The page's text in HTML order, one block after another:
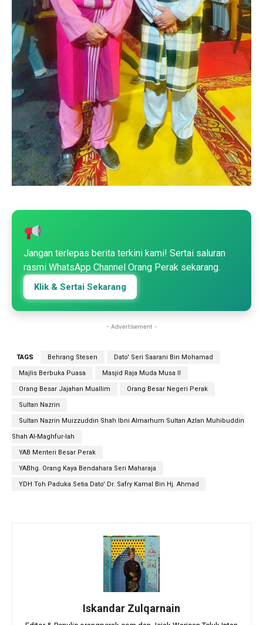
Jangan terlepas berita terkini kami! Sertai saluran
rasmi WhatsApp Channel Orang Perak sekarang.
Klik & Sertai Sekarang
- Advertisement -
TAGS Behrang Stesen Dato' Seri Saarani Bin Mohamad
Majlis Berbuka Puasa Masjid Raja Muda Musa II
Orang Besar Jajahan Muallim Orang Besar Negeri Perak
Sultan Nazrin
Sultan Nazrin Muizzuddin Shah Ibni Almarhum Sultan Azlan Muhibuddin
Shah Al-Maghfur-lah
YAB Menteri Besar Perak
YABhg. Orang Kaya Bendahara Seri Maharaja
YDH Toh Paduka Setia Dato' Dr. Safry Kamal Bin Hj. Ahmad
Iskandar Zulqarnain